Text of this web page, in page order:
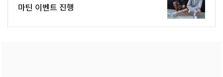
마틴 이벤트 진행